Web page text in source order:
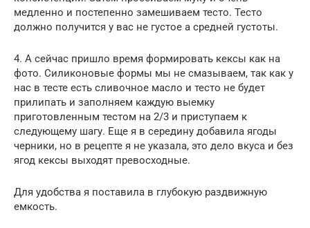
медленно и постепенно замешиваем тесто. Тесто
должно получится у вас не густое а средней густоты.
4. А сейчас пришло время формировать кексы как на
фото. Силиконовые формы мы не смазываем, так как у
нас в тесте есть сливочное масло и тесто не будет
прилипать и заполняем каждую выемку
приготовленным тестом на 2/3 и приступаем к
следующему шагу. Еще я в середину добавила ягоды
черники, но в рецепте я не указала, это дело вкуса и без
ягод кексы выходят превосходные.
Для удобства я поставила в глубокую раздвижную
емкость.